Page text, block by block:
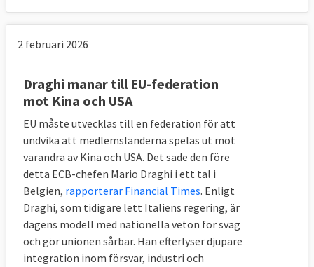
2 februari 2026
Draghi manar till EU-federation
mot Kina och USA
EU måste utvecklas till en federation för att
undvika att medlemsländerna spelas ut mot
varandra av Kina och USA. Det sade den före
detta ECB-chefen Mario Draghi i ett tal i
Belgien, rapporterar Financial Times. Enligt
Draghi, som tidigare lett Italiens regering, är
dagens modell med nationella veton för svag
och gör unionen sårbar. Han efterlyser djupare
integration inom försvar, industri och